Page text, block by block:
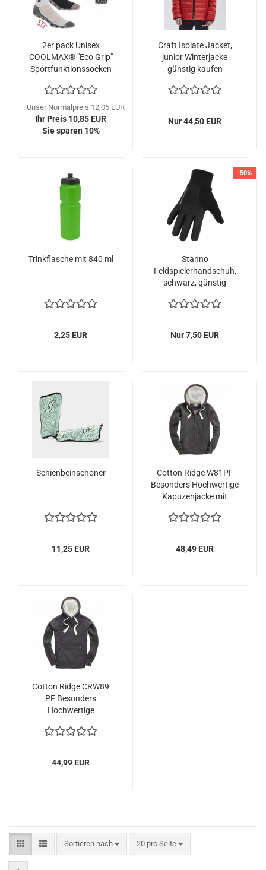
2er pack Unisex
COOLMAX® "Eco Grip"
Sportfunktionssocken
Unser Normalpreis 12,05 EUR
Ihr Preis 10,85 EUR
Sie sparen 10%
Craft Isolate Jacket,
junior Winterjacke
günstig kaufen
Nur 44,50 EUR
Trinkflasche mit 840 ml
2,25 EUR
-50%
Stanno
Feldspielerhandschuh,
schwarz, günstig
Nur 7,50 EUR
Schienbeinschoner
11,25 EUR
Cotton Ridge W81PF
Besonders Hochwertige
Kapuzenjacke mit
48,49 EUR
Cotton Ridge CRW89
PF Besonders
Hochwertige
44,99 EUR
Sortieren nach
Sortieren nach 20 pro Seite
pro Seite